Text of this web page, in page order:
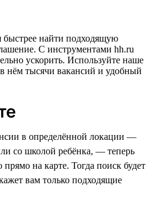
быстрее найти подходящую
С инструментами hh.ru
ускорить. Используйте наше
тысячи вакансий и удобный
в определённой локации —
со школой ребёнка, — теперь
на карте. Тогда поиск будет
вам только подходящие